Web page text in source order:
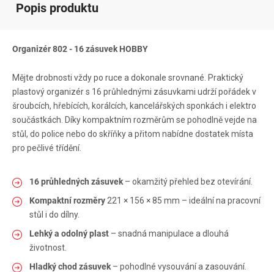
Popis produktu
Organizér 802 - 16 zásuvek HOBBY
Mějte drobnosti vždy po ruce a dokonale srovnané. Praktický
plastový organizér s 16 průhlednými zásuvkami udrží pořádek v
šroubcích, hřebících, korálcích, kancelářských sponkách i elektro
součástkách. Díky kompaktním rozměrům se pohodlně vejde na
stůl, do police nebo do skříňky a přitom nabídne dostatek místa
pro pečlivé třídění.
16 průhledných zásuvek – okamžitý přehled bez otevírání.
Kompaktní rozměry 221 × 156 × 85 mm – ideální na pracovní
stůl i do dílny.
Lehký a odolný plast – snadná manipulace a dlouhá
životnost.
Hladký chod zásuvek – pohodlné vysouvání a zasouvání.